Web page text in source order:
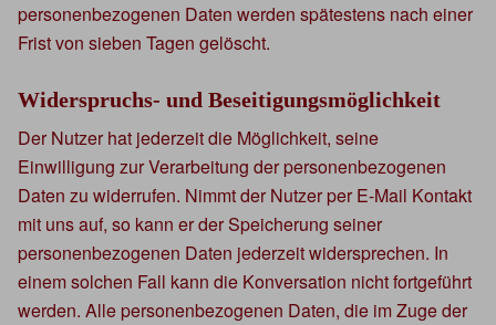
personenbezogenen Daten werden spätestens nach einer
Frist von sieben Tagen gelöscht.
Widerspruchs- und Beseitigungsmöglichkeit
Der Nutzer hat jederzeit die Möglichkeit, seine
Einwilligung zur Verarbeitung der personenbezogenen
Daten zu widerrufen. Nimmt der Nutzer per E-Mail Kontakt
mit uns auf, so kann er der Speicherung seiner
personenbezogenen Daten jederzeit widersprechen. In
einem solchen Fall kann die Konversation nicht fortgeführt
werden. Alle personenbezogenen Daten, die im Zuge der